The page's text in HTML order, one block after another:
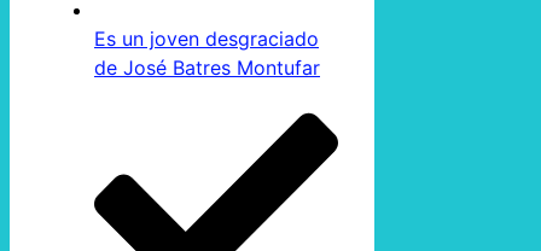
Es un joven desgraciado
de José Batres Montufar